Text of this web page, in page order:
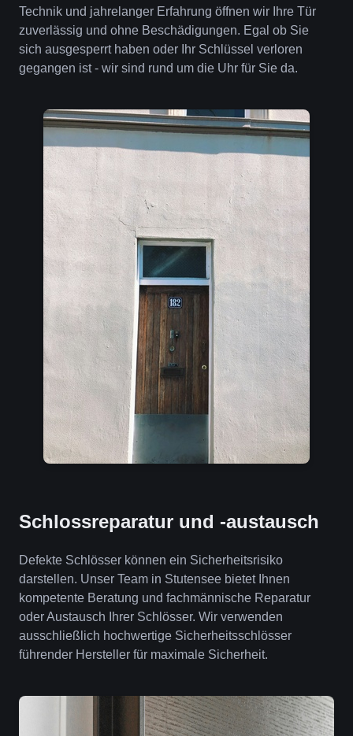
Technik und jahrelanger Erfahrung öffnen wir Ihre Tür
zuverlässig und ohne Beschädigungen. Egal ob Sie
sich ausgesperrt haben oder Ihr Schlüssel verloren
gegangen ist - wir sind rund um die Uhr für Sie da.
Schlossreparatur und -austausch
Defekte Schlösser können ein Sicherheitsrisiko
darstellen. Unser Team in Stutensee bietet Ihnen
kompetente Beratung und fachmännische Reparatur
oder Austausch Ihrer Schlösser. Wir verwenden
ausschließlich hochwertige Sicherheitsschlösser
führender Hersteller für maximale Sicherheit.